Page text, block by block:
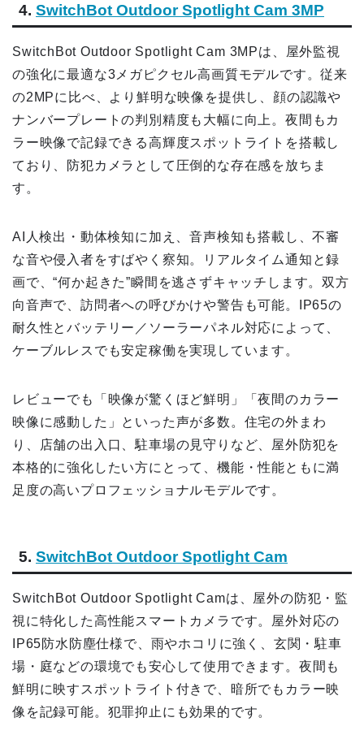
4. SwitchBot Outdoor Spotlight Cam 3MP
SwitchBot Outdoor Spotlight Cam 3MPは、屋外監視
の強化に最適な3メガピクセル高画質モデルです。従来
の2MPに比べ、より鮮明な映像を提供し、顔の認識や
ナンバープレートの判別精度も大幅に向上。夜間もカ
ラー映像で記録できる高輝度スポットライトを搭載し
ており、防犯カメラとして圧倒的な存在感を放ちま
す。
AI人検出・動体検知に加え、音声検知も搭載し、不審
な音や侵入者をすばやく察知。リアルタイム通知と録
画で、“何か起きた”瞬間を逃さずキャッチします。双方
向音声で、訪問者への呼びかけや警告も可能。IP65の
耐久性とバッテリー／ソーラーパネル対応によって、
ケーブルレスでも安定稼働を実現しています。
レビューでも「映像が驚くほど鮮明」「夜間のカラー
映像に感動した」といった声が多数。住宅の外まわ
り、店舗の出入口、駐車場の見守りなど、屋外防犯を
本格的に強化したい方にとって、機能・性能ともに満
足度の高いプロフェッショナルモデルです。
5. SwitchBot Outdoor Spotlight Cam
SwitchBot Outdoor Spotlight Camは、屋外の防犯・監
視に特化した高性能スマートカメラです。屋外対応の
IP65防水防塵仕様で、雨やホコリに強く、玄関・駐車
場・庭などの環境でも安心して使用できます。夜間も
鮮明に映すスポットライト付きで、暗所でもカラー映
像を記録可能。犯罪抑止にも効果的です。